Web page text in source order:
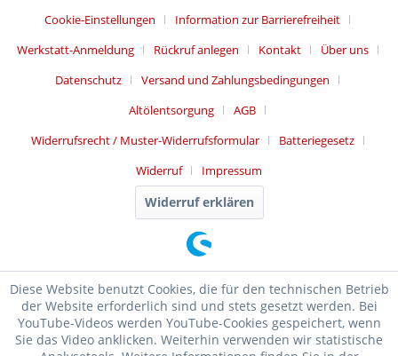
Cookie-Einstellungen
Information zur Barrierefreiheit
Werkstatt-Anmeldung
Rückruf anlegen Kontakt
Über uns
Datenschutz
Versand und Zahlungsbedingungen
Altölentsorgung
AGB
Widerrufsrecht / Muster-Widerrufsformular
Batteriegesetz
Widerruf
Impressum
Widerruf erklären
Diese Website benutzt Cookies, die für den technischen Betrieb
der Website erforderlich sind und stets gesetzt werden. Bei
YouTube-Videos werden YouTube-Cookies gespeichert, wenn
Sie das Video anklicken. Weiterhin verwenden wir statistische